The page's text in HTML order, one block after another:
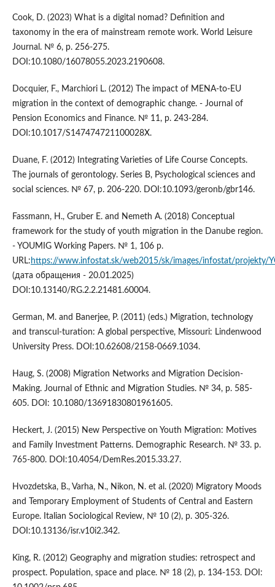
Cook, D. (2023) What is a digital nomad? Definition and
taxonomy in the era of mainstream remote work. World Leisure
Journal. № 6, p. 256-275.
DOI:10.1080/16078055.2023.2190608.
Docquier, F., Marchiori L. (2012) The impact of MENA-to-EU
migration in the context of demographic change. - Journal of
Pension Economics and Finance. № 11, p. 243-284.
DOI:10.1017/S147474721100028X.
Duane, F. (2012) Integrating Varieties of Life Course Concepts.
The journals of gerontology. Series B, Psychological sciences and
social sciences. № 67, p. 206-220. DOI:10.1093/geronb/gbr146.
Fassmann, H., Gruber E. and Nemeth A. (2018) Conceptual
framework for the study of youth migration in the Danube region.
- YOUMIG Working Papers. № 1, 106 p.
URL: https://www.infostat.sk/web2015/sk/images/infostat/projekty/
(дата обращения - 20.01.2025)
DOI:10.13140/RG.2.2.21481.60004.
German, M. and Banerjee, P. (2011) (eds.) Migration, technology
and transcul-turation: A global perspective, Missouri: Lindenwood
University Press. DOI:10.62608/2158-0669.1034.
Haug, S. (2008) Migration Networks and Migration Decision-
Making. Journal of Ethnic and Migration Studies. № 34, p. 585-
605. DOI: 10.1080/13691830801961605.
Heckert, J. (2015) New Perspective on Youth Migration: Motives
and Family Investment Patterns. Demographic Research. № 33. p.
765-800. DOI:10.4054/DemRes.2015.33.27.
Hvozdetska, B., Varha, N., Nikon, N. et al. (2020) Migratory Moods
and Temporary Employment of Students of Central and Eastern
Europe. Italian Sociological Review, № 10 (2), p. 305-326.
DOI:10.13136/isr.v10i2.342.
King, R. (2012) Geography and migration studies: retrospect and
prospect. Population, space and place. № 18 (2), p. 134-153. DOI: